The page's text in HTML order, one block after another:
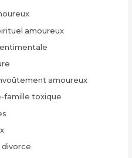
amoureux
amoureux
famille toxique
divorce